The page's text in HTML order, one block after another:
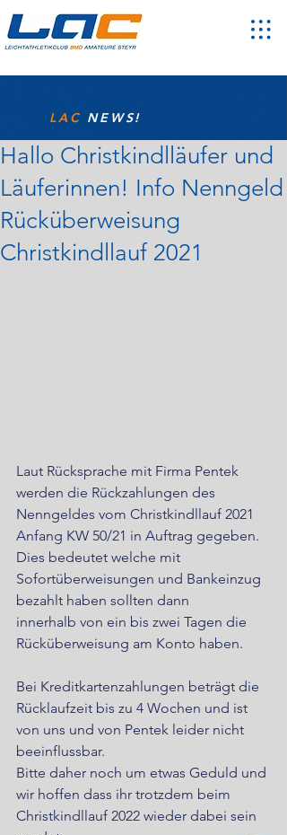
LAC NEWS!
Hallo Christkindlläufer und
Läuferinnen! Info Nenngeld
Rücküberweisung
Christkindllauf 2021
Laut Rücksprache mit Firma Pentek
werden die Rückzahlungen des
Nenngeldes vom Christkindllauf 2021
Anfang KW 50/21 in Auftrag gegeben.
Dies bedeutet welche mit
Sofortüberweisungen und Bankeinzug
bezahlt haben sollten dann
innerhalb von ein bis zwei Tagen die
Rücküberweisung am Konto haben.
Bei Kreditkartenzahlungen beträgt die
Rücklaufzeit bis zu 4 Wochen und ist
von uns und von Pentek leider nicht
beeinflussbar.
Bitte daher noch um etwas Geduld und
wir hoffen dass ihr trotzdem beim
Christkindllauf 2022 wieder dabei sein